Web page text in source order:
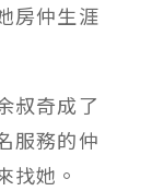
房仲生涯
叔奇成了
服務的仲
找她。